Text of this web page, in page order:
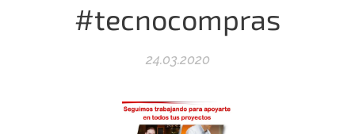
#tecnocompras
24.03.2020